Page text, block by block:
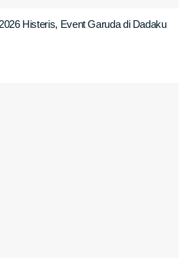
Histeris, Event Garuda di Dadaku